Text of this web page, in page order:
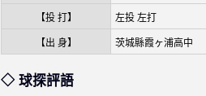
【投 打】 左投 左打
【出 身】 茨城縣霞ヶ浦高中
◇ 球探評語